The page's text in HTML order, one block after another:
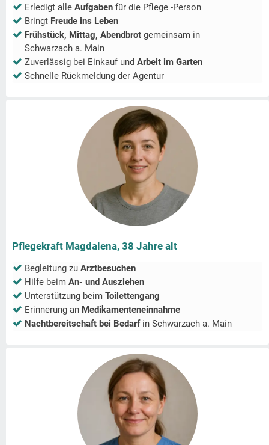
Erledigt alle Aufgaben für die Pflege -Person
Bringt Freude ins Leben
Frühstück, Mittag, Abendbrot gemeinsam in
Schwarzach a. Main
Zuverlässig bei Einkauf und Arbeit im Garten
Schnelle Rückmeldung der Agentur
Pflegekraft Magdalena, 38 Jahre alt
Begleitung zu Arztbesuchen
Hilfe beim An- und Ausziehen
Unterstützung beim Toilettengang
Erinnerung an Medikamenteneinnahme
Nachtbereitschaft bei Bedarfin Schwarzach a. Main